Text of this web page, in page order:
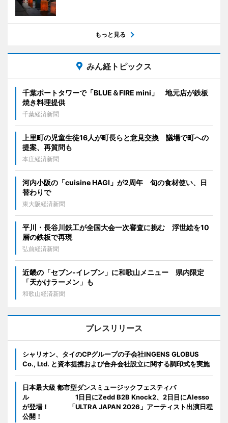
もっと見る
みん経トピックス
千葉ポートタワーで「BLUE＆FIRE mini」 地元店が鉄板
焼き料理提供
千葉経済新聞
上里町の児童生徒16人が町長らと意見交換 議場で町への
提案、再質問も
本庄経済新聞
河内小阪の「cuisine HAGI」が2周年 旬の食材使い、日
替わりで
東大阪経済新聞
平川・長谷川鉄工が全国大会一次審査に挑む 浮世絵を10
層の鉄板で再現
弘前経済新聞
近畿の「セブン-イレブン」に和歌山メニュー 県内限定
「天かけラーメン」も
和歌山経済新聞
プレスリリース
シャリオン、タイのCPグループの子会社INGENS GLOBUS
Co., Ltd. と資本提携および合弁会社設立に関する調印式を実施
日本最大級 都市型ダンスミュージックフェスティバ
ル 1日目にZedd B2B Knock2、2日目にAlesso
が登場！ 「ULTRA JAPAN 2026」アーティスト出演日程
公開！